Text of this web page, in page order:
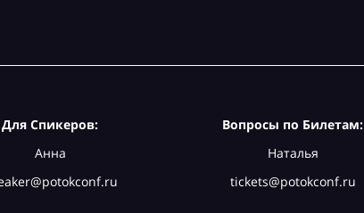
Для Спикеров:
Анна
Вопросы по Билетам:
Наталья
tickets@potokconf.ru